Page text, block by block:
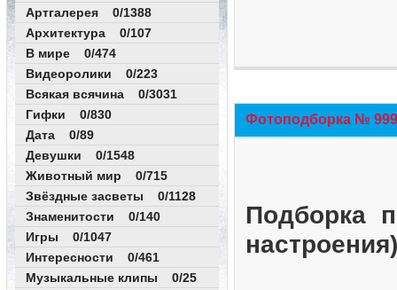
Артгалерея 0/1388
Архитектура 0/107
В мире 0/474
Видеоролики 0/223
Всякая всячина 0/3031
Гифки 0/830
Дата 0/89
Девушки 0/1548
Животный мир 0/715
Звёздные засветы 0/1128
Знаменитости 0/140
Игры 0/1047
Интересности 0/461
Музыкальные клипы 0/25
Фотоподборка №
Подборка